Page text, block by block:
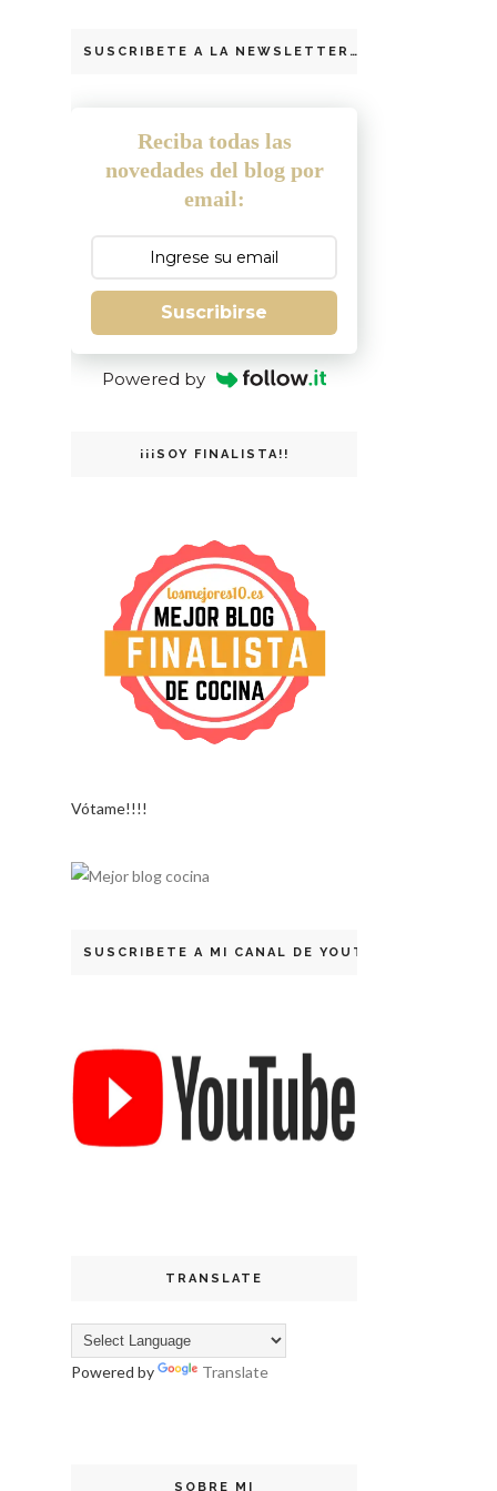
SUSCRIBETE A LA NEWSLETTER
Reciba todas las
novedades del blog por
email:
Suscribirse
Powered by
¡¡¡SOY FINALISTA!!
Vótame!!!!
SUSCRIBETE A MI CANAL DE YOUTUBE
TRANSLATE
Powered by Translate
SOBRE MI